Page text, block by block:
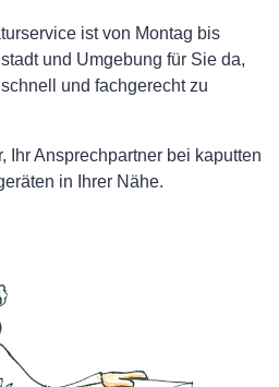
ist von Montag bis
und Umgebung für Sie da,
und fachgerecht zu
Ihr Ansprechpartner bei kaputten
in Ihrer Nähe.